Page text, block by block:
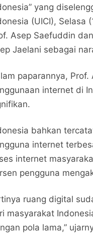
yang
(UICI), Selasa
Asep Saefuddin
Jaelani sebagai
paparannya,
internet di
bahkan
internet
internet
pengguna
ruang digital
masyarakat
pola lama,”